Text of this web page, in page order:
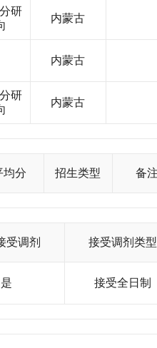
大型的“学术月”活动，邀请国
校园文化活动成为大学生个性
文艺、体育活动，组织 “三下乡
谐、健康向上，高品位，有教
多人次获得省、部级表彰奖
等活动中，多次获得自治区金
面积达1350余亩的集教学、科
研
内蒙古
内蒙古
研
内蒙古
均分 招生类型 备注
受调剂 接受调剂类型
是 接受全日制